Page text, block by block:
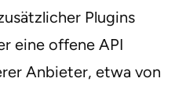
Plugins
eine offene API
Anbieter, etwa von